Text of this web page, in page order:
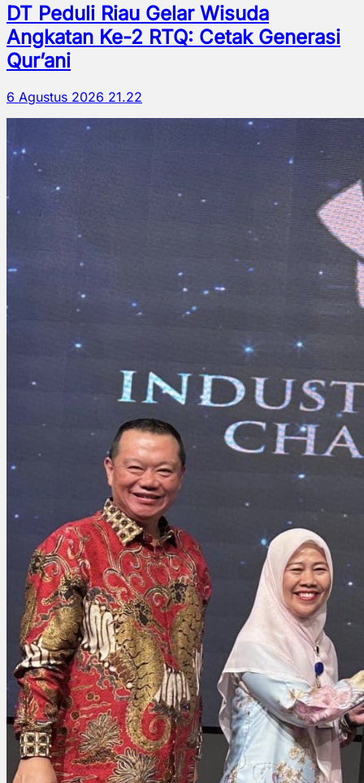
DT Peduli Riau Gelar Wisuda
Angkatan Ke-2 RTQ: Cetak Generasi
Qur’ani
6 Agustus 2026 21.22